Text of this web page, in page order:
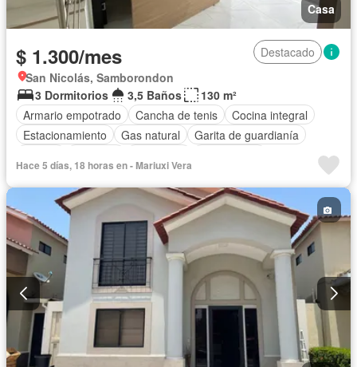
Casa
$ 1.300/mes
Destacado
San Nicolás, Samborondon
3 Dormitorios
3,5 Baños
130 m²
Armario empotrado
Cancha de tenis
Cocina integral
Estacionamiento
Gas natural
Garita de guardianía
Hace 5 días, 18 horas en - Mariuxi Vera